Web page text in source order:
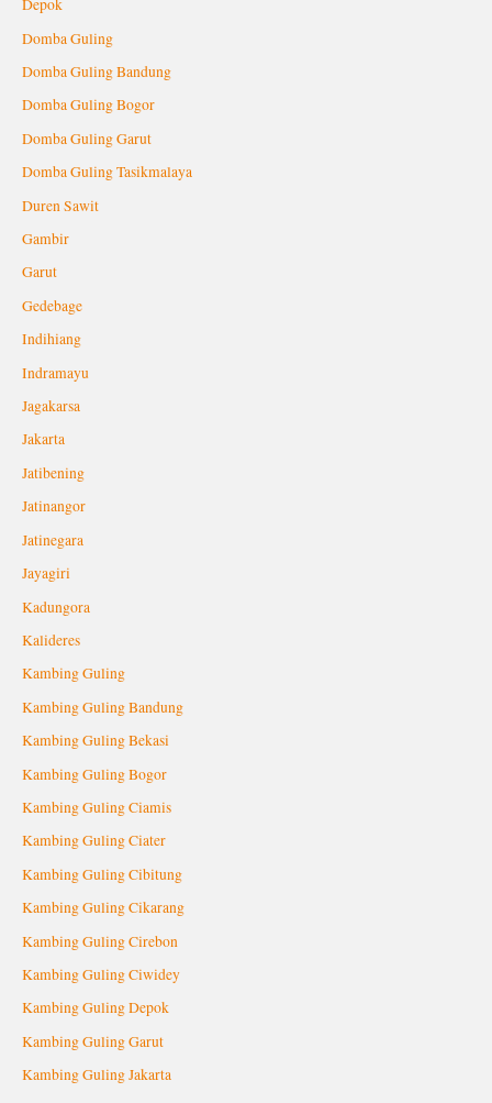
Depok
Domba Guling
Domba Guling Bandung
Domba Guling Bogor
Domba Guling Garut
Domba Guling Tasikmalaya
Duren Sawit
Gambir
Garut
Gedebage
Indihiang
Indramayu
Jagakarsa
Jakarta
Jatibening
Jatinangor
Jatinegara
Jayagiri
Kadungora
Kalideres
Kambing Guling
Kambing Guling Bandung
Kambing Guling Bekasi
Kambing Guling Bogor
Kambing Guling Ciamis
Kambing Guling Ciater
Kambing Guling Cibitung
Kambing Guling Cikarang
Kambing Guling Cirebon
Kambing Guling Ciwidey
Kambing Guling Depok
Kambing Guling Garut
Kambing Guling Jakarta